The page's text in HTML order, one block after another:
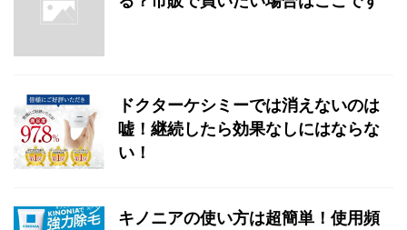
ドクターケシミーでは消えないのは
嘘！継続したら効果なしにはならな
い！
キノニアの使い方は超簡単！使用頻